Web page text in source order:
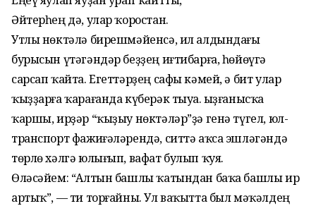
Әйтерһең дә, улар ҡоростан.
Утлы нөктәлә бирешмәйенсә, ил алдындағы
бурысын үтәгәндәр беҙҙең иғтибарға, һөйөүгә
сарсап ҡайта. Егеттәрҙең сафы кәмей, ә бит улар
ҡыҙҙарға ҡарағанда күберәк тыуа. Ҡыҙғанысҡа
ҡаршы, ирҙәр “ҡыҙыу нөктәләр”ҙә генә түгел, юл-
транспорт фажиғәләрендә, ситтә аҡса эшләгәндә
төрлө хәлгә юлығып, вафат булып ҡуя.
Өләсәйем: “Алтын башлы ҡатындан баҡа башлы ир
артыҡ”, — ти торғайны. Ул ваҡытта был мәҡәлдең